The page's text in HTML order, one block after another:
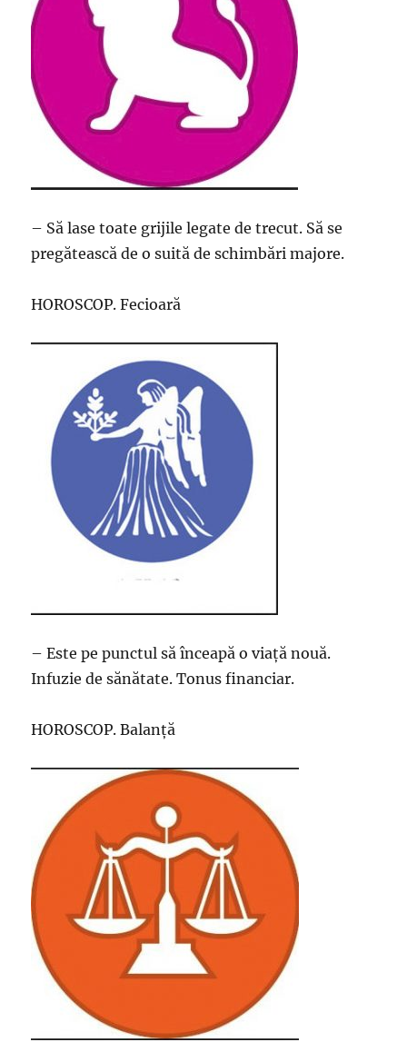
– Să lase toate grijile legate de trecut. Să se
pregătească de o suită de schimbări majore.
HOROSCOP. Fecioară
– Este pe punctul să înceapă o viață nouă.
Infuzie de sănătate. Tonus financiar.
HOROSCOP. Balanță